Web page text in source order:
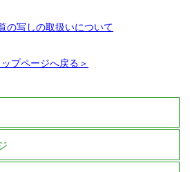
の写しの取扱いについて
ップページへ戻る＞